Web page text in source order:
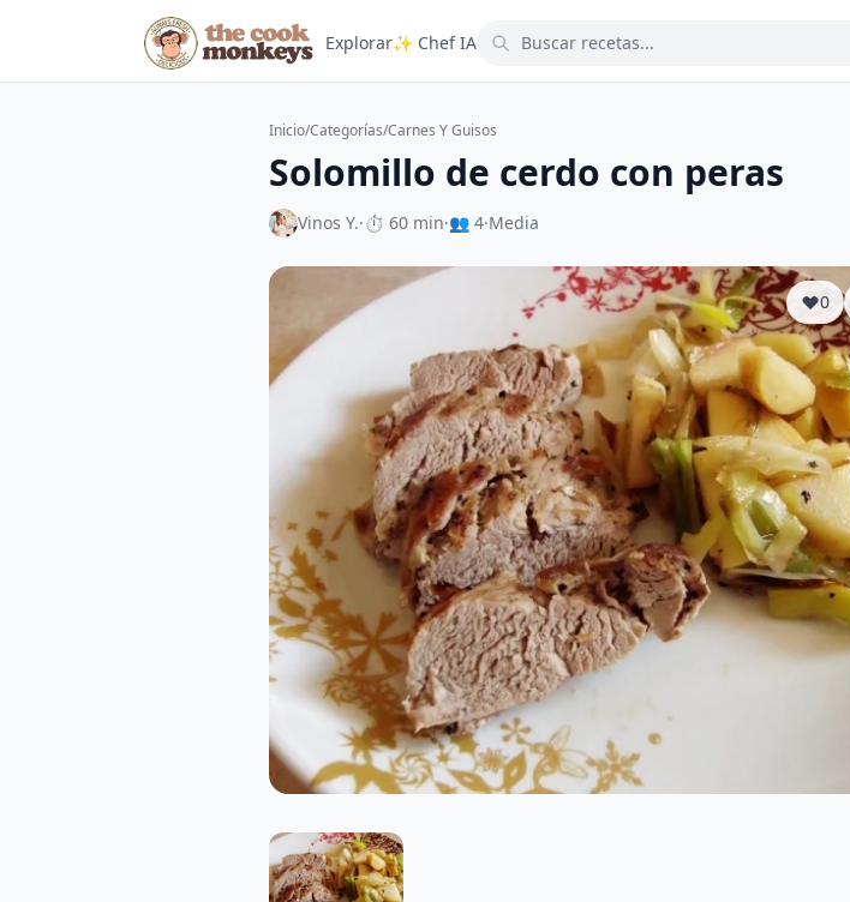
Explorar✨ Chef IA
Inicio/Categorías/Carnes Y Guisos
Solomillo de cerdo con peras
Vinos Y.·⏱ 60 min·👥 4·Media
0